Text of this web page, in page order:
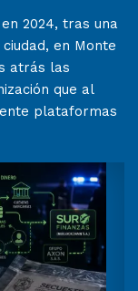
2024, tras una
en Monte
atrás las
que al
plataformas